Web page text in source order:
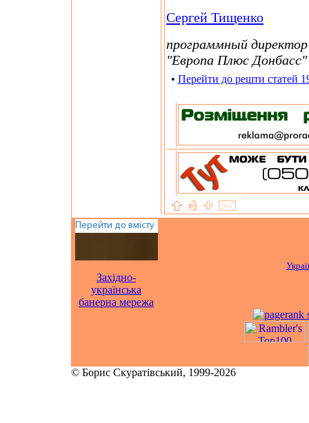
Сергей Тищенко
программный
"Европа Плюс Донбасс"
• Перейти до решти статей
Західно-
українська
банерна мережа
© Борис Скуратівський, 1999-2026